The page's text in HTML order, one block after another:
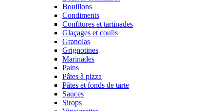
Bouillons
Condiments
Confitures et tartinades
Glaçages et coulis
Granolas
Grignotines
Marinades
Pains
Pâtes à pizza
Pâtes et fonds de tarte
Sauces
Sirops